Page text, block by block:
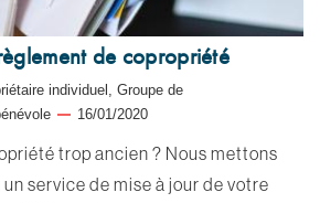
de copropriété
individuel, Groupe de
16/01/2020
trop ancien ? Nous mettons
service de mise à jour de votre